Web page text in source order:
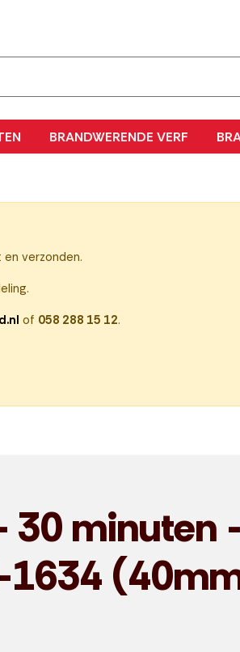
BRANDWERENDE VERF
verzonden.
of 058 288 15 12.
30 minuten -
1634